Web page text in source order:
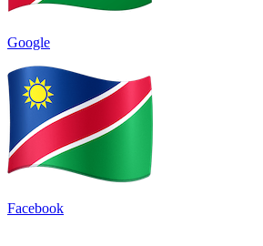
Google
Facebook